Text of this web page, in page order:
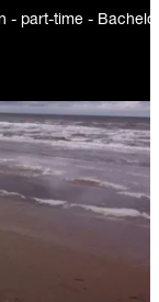
- part-time -